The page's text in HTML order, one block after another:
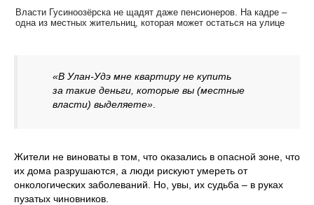
Власти Гусиноозёрска не щадят даже пенсионеров. На кадре –
одна из местных жительниц, которая может остаться на улице
«В Улан-Удэ мне квартиру не купить
за такие деньги, которые вы (местные
власти) выделяете»
Жители не виноваты в том, что оказались в опасной зоне, что
их дома разрушаются, а люди рискуют умереть от
онкологических заболеваний. Но, увы, их судьба – в руках
пузатых чиновников.